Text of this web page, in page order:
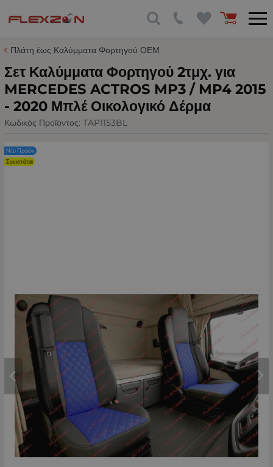
Πλάτη έως Καλύμματα Φορτηγού ΟΕΜ
Σετ Καλύμματα Φορτηγού 2τμχ. για
MERCEDES ACTROS MP3 / MP4 2015
- 2020 Μπλέ Οικολογικό Δέρμα
Κωδικός Προϊόντος: TAP1153BL
Νέο Προϊόν
Συνιστάται